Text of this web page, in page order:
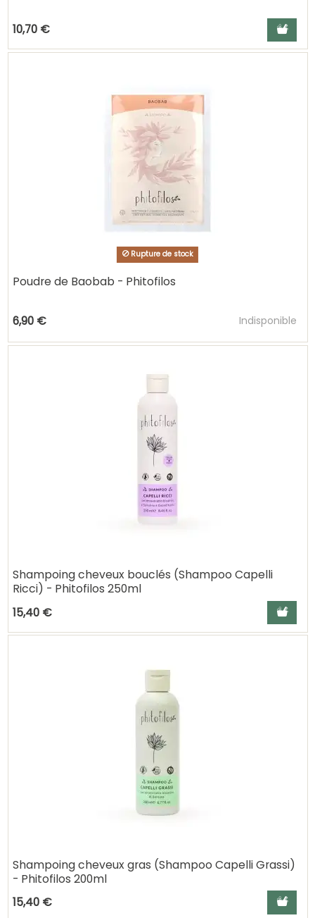
10,70 € Ajouter
Rupture de stock
Poudre de Baobab - Phitofilos
6,90 € Indisponible
Ajouter au
Shampoing cheveux bouclés (Shampoo Capelli
Ricci) - Phitofilos 250ml
15,40 €
Ajouter
Shampoing cheveux gras (Shampoo Capelli Grassi)
- Phitofilos 200ml
15,40 €
Ajouter